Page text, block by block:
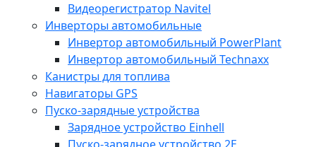
Видеорегистратор Navitel
Инверторы автомобильные
Инвертор автомобильный PowerPlant
Инвертор автомобильный Technaxx
Канистры для топлива
Навигаторы GPS
Пуско-зарядные устройства
Зарядное устройство Einhell